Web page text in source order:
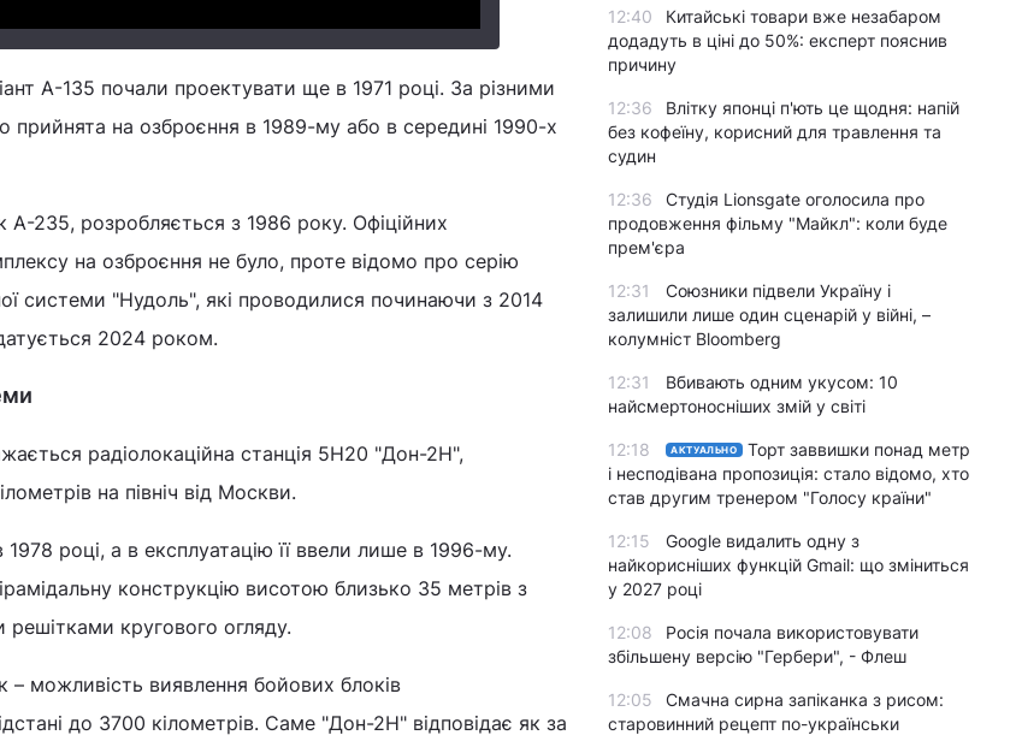
А-135 почали проектувати ще в 1971 році. За різними
прийнята на озброєння в 1989-му або в середині 1990-х
А-235, розробляється з 1986 року. Офіційних
на озброєння не було, проте відомо про серію
системи "Нудоль", які проводилися починаючи з 2014
2024 роком.
радіолокаційна станція 5Н20 "Дон-2Н",
на північ від Москви.
році, а в експлуатацію її ввели лише в 1996-му.
конструкцію висотою близько 35 метрів з
кругового огляду.
можливість виявлення бойових блоків
до 3700 кілометрів. Саме "Дон-2Н" відповідає як за
12:40
Китайські товари вже незабаром
додадуть в ціні до 50%: експерт пояснив
причину
12:36
Влітку японці п'ють це щодня: напій
без кофеїну, корисний для травлення та
судин
12:36
Студія Lionsgate оголосила про
продовження фільму "Майкл": коли буде
прем'єра
12:31
Союзники підвели Україну і
залишили лише один сценарій у війні, –
колумніст Bloomberg
12:31
Вбивають одним укусом: 10
найсмертоносніших змій у світі
12:18 АКТУАЛЬНО
Торт заввишки понад метр
і несподівана пропозиція: стало відомо, хто
став другим тренером "Голосу країни"
12:15
Google видалить одну з
найкорисніших функцій Gmail: що зміниться
у 2027 році
12:08
Росія почала використовувати
збільшену версію "Гербери", - Флеш
12:05
Смачна сирна запіканка з рисом:
старовинний рецепт по-українськи